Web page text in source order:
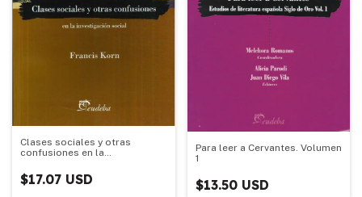
Clases sociales y otras
confusiones en la
$17.07 USD
Para leer a Cervantes. Volumen
1
$13.50 USD